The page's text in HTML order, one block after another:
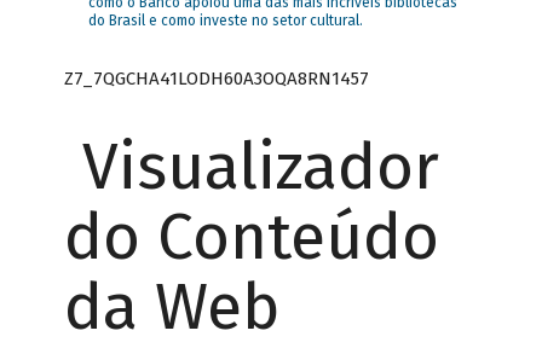
do Brasil e como investe no setor cultural.
Z7_7QGCHA41LODH60A3OQA8RN1457
Visualizador
do Conteúdo
da Web